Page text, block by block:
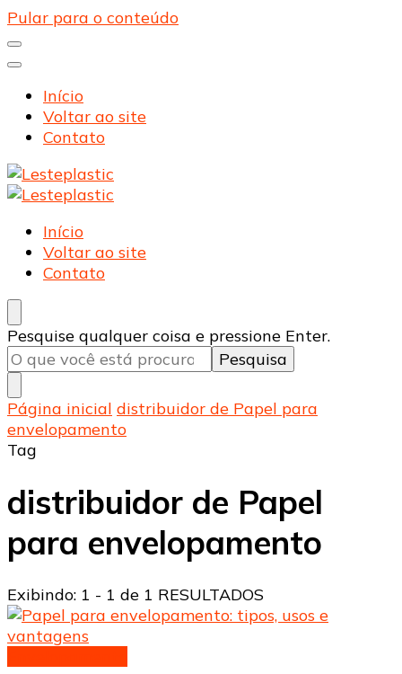
Pular para o conteúdo
Início
Voltar ao site
Contato
Lesteplastic
Blog – Lesteplastic
Lesteplastic
Blog – Lesteplastic
Início
Voltar ao site
Contato
Procurando
algo?
Pesquise qualquer coisa e pressione Enter.
Página inicial distribuidor de Papel para
envelopamento
Tag
distribuidor de Papel
para envelopamento
Exibindo: 1 - 1 de 1 RESULTADOS